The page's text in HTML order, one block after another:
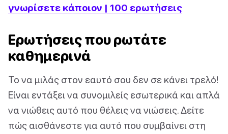
γνωρίσετε κάποιον | 100 ερωτήσεις
Ερωτήσεις που ρωτάτε
καθημερινά
Το να μιλάς στον εαυτό σου δεν σε κάνει τρελό!
Είναι εντάξει να συνομιλείς εσωτερικά και απλά
να νιώθεις αυτό που θέλεις να νιώσεις. Δείτε
πώς αισθάνεστε για αυτό που συμβαίνει στη